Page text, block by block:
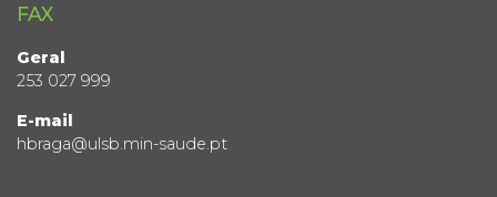
FAX
Geral
253 027 999
E-mail
hbraga@ulsb.min-saude.pt